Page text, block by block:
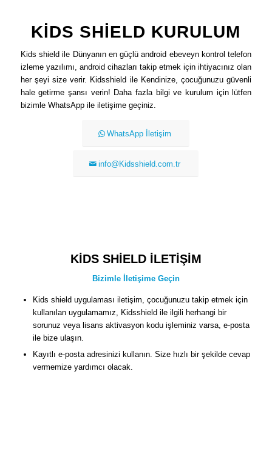
KİDS SHİELD KURULUM
Kids shield ile Dünyanın en güçlü android ebeveyn kontrol telefon
izleme yazılımı, android cihazları takip etmek için ihtiyacınız olan
her şeyi size verir. Kidsshield ile Kendinize, çocuğunuzu güvenli
hale getirme şansı verin! Daha fazla bilgi ve kurulum için lütfen
bizimle WhatsApp ile iletişime geçiniz.
WhatsApp İletişim
info@Kidsshield.com.tr
KİDS SHİELD İLETİŞİM
Bizimle İletişime Geçin
Kids shield uygulaması iletişim, çocuğunuzu takip etmek için
kullanılan uygulamamız, Kidsshield ile ilgili herhangi bir
sorunuz veya lisans aktivasyon kodu işleminiz varsa, e-posta
ile bize ulaşın.
Kayıtlı e-posta adresinizi kullanın. Size hızlı bir şekilde cevap
vermemize yardımcı olacak.